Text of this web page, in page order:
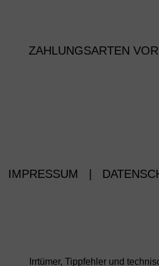
ZAHLUNGSARTEN
IMPRESSUM
Irrtümer, Tippfehler und